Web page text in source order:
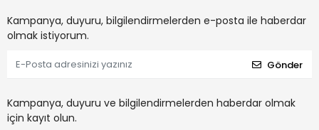
Kampanya, duyuru, bilgilendirmelerden e-posta ile haberdar
olmak istiyorum.
Gönder
Kampanya, duyuru ve bilgilendirmelerden haberdar olmak
için kayıt olun.